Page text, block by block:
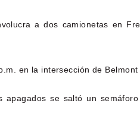
a dos camionetas en
en la intersección de Belmont
apagados se saltó un